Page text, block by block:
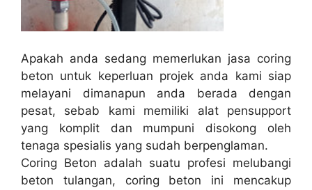
Apakah anda sedang memerlukan jasa coring
beton untuk keperluan projek anda kami siap
melayani dimanapun anda berada dengan
pesat, sebab kami memiliki alat pensupport
yang komplit dan mumpuni disokong oleh
tenaga spesialis yang sudah berpenglaman.
Coring Beton adalah suatu profesi melubangi
beton tulangan, coring beton ini mencakup